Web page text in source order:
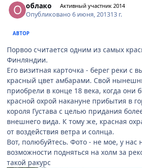
облако Активный участник 2014
Опубликовано6 июня, 201313 г.
АВТОР
Порвоо считается одним из самых
Финляндии.
Его визитная карточка - берег реки с
красный цвет амбарами. Свой
приобрели в конце 18 века, когда
красной охрой накануне прибытия в
короля Густава с целью придания
внешнего вида. К тому же, красная
от воздействия ветра и солнца.
Вот, полюбуйтесь. Фото - не мое, у нас
возможности подняться на холм за
такой ракурс